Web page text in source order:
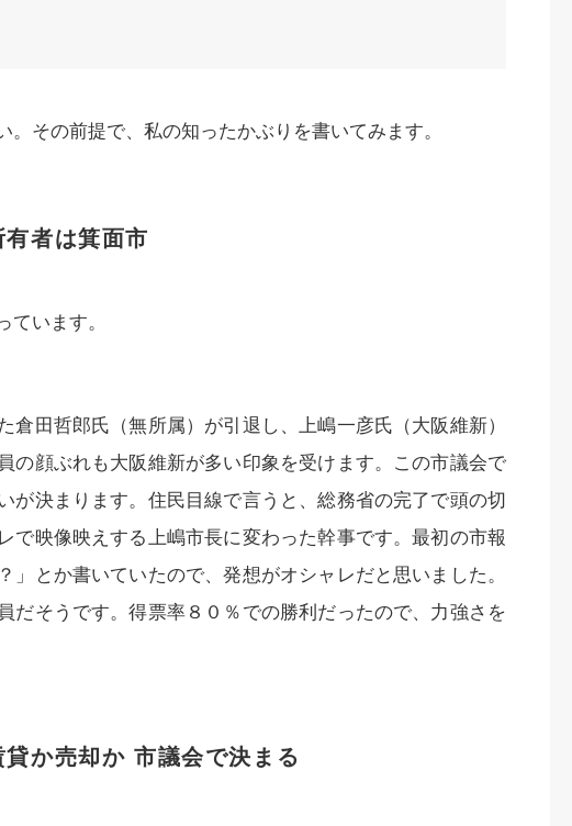
。その前提で、私の知ったかぶりを書いてみます。
者は箕面市
ています。
倉田哲郎氏（無所属）が引退し、上嶋一彦氏（大阪維新）
の顔ぶれも大阪維新が多い印象を受けます。この市議会で
が決まります。住民目線で言うと、総務省の完了で頭の切
で映像映えする上嶋市長に変わった幹事です。最初の市報
」とか書いていたので、発想がオシャレだと思いました。
だそうです。得票率８０％での勝利だったので、力強さを
か売却か 市議会で決まる